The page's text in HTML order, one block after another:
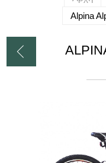
Alpina